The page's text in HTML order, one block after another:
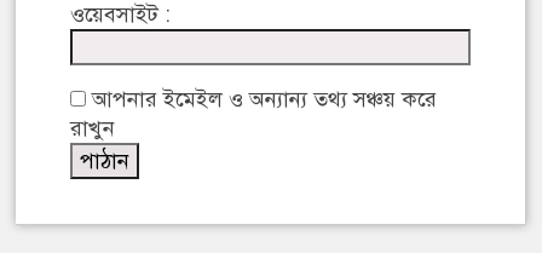
ওয়েবসাইট :
আপনার ইমেইল ও অন্যান্য তথ্য সঞ্চয় করে
রাখুন